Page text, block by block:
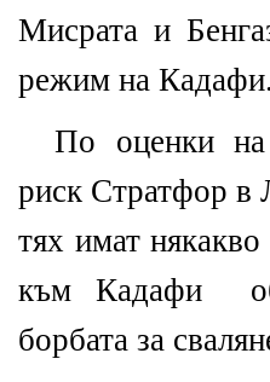
Мисрата и
режим на Кадафи.
По оценки на
риск Стратфор в
тях имат
към Кадафи
борбата за